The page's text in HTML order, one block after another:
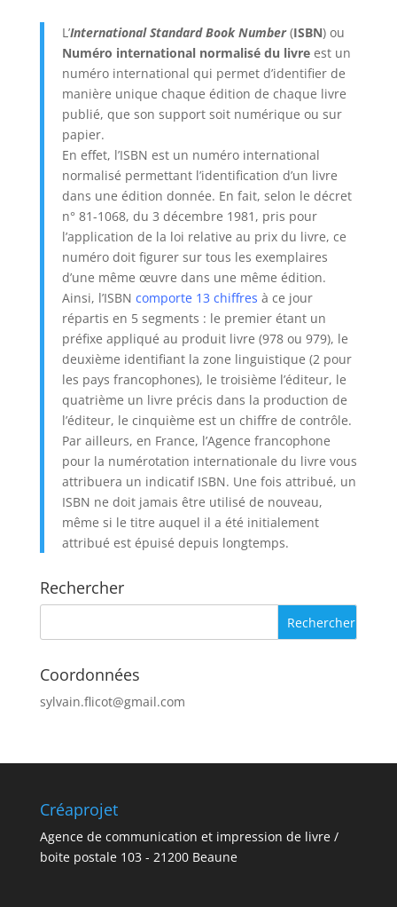
L’International Standard Book Number(ISBN) ou
Numéro international normalisé du livreest un
numéro international qui permet d’identifier de
manière unique chaque édition de chaque livre
publié, que son support soit numérique ou sur
papier.
En effet, l’ISBN est un numéro international
normalisé permettant l’identification d’un livre
dans une édition donnée. En fait, selon le décret
n° 81-1068, du 3 décembre 1981, pris pour
l’application de la loi relative au prix du livre, ce
numéro doit figurer sur tous les exemplaires
d’une même œuvre dans une même édition.
Ainsi, l’ISBN comporte 13 chiffres à ce jour
répartis en 5 segments : le premier étant un
préfixe appliqué au produit livre (978 ou 979), le
deuxième identifiant la zone linguistique (2 pour
les pays francophones), le troisième l’éditeur, le
quatrième un livre précis dans la production de
l’éditeur, le cinquième est un chiffre de contrôle.
Par ailleurs, en France, l’Agence francophone
pour la numérotation internationale du livre vous
attribuera un indicatif ISBN. Une fois attribué, un
ISBN ne doit jamais être utilisé de nouveau,
même si le titre auquel il a été initialement
attribué est épuisé depuis longtemps.
Rechercher
Coordonnées
sylvain.flicot@gmail.com
Créaprojet
Agence de communication et impression de livre /
boite postale 103 - 21200 Beaune